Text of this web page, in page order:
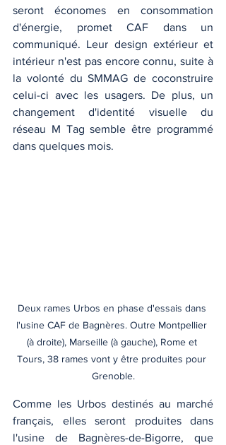
seront économes en consommation
d'énergie, promet CAF dans un
communiqué. Leur design extérieur et
intérieur n'est pas encore connu, suite à
la volonté du SMMAG de coconstruire
celui-ci avec les usagers. De plus, un
changement d'identité visuelle du
réseau M Tag semble être programmé
dans quelques mois.
Deux rames Urbos en phase d'essais dans
l'usine CAF de Bagnères. Outre Montpellier
(à droite), Marseille (à gauche), Rome et
Tours, 38 rames vont y être produites pour
Grenoble.
Comme les Urbos destinés au marché
français, elles seront produites dans
l'usine de Bagnères-de-Bigorre, que